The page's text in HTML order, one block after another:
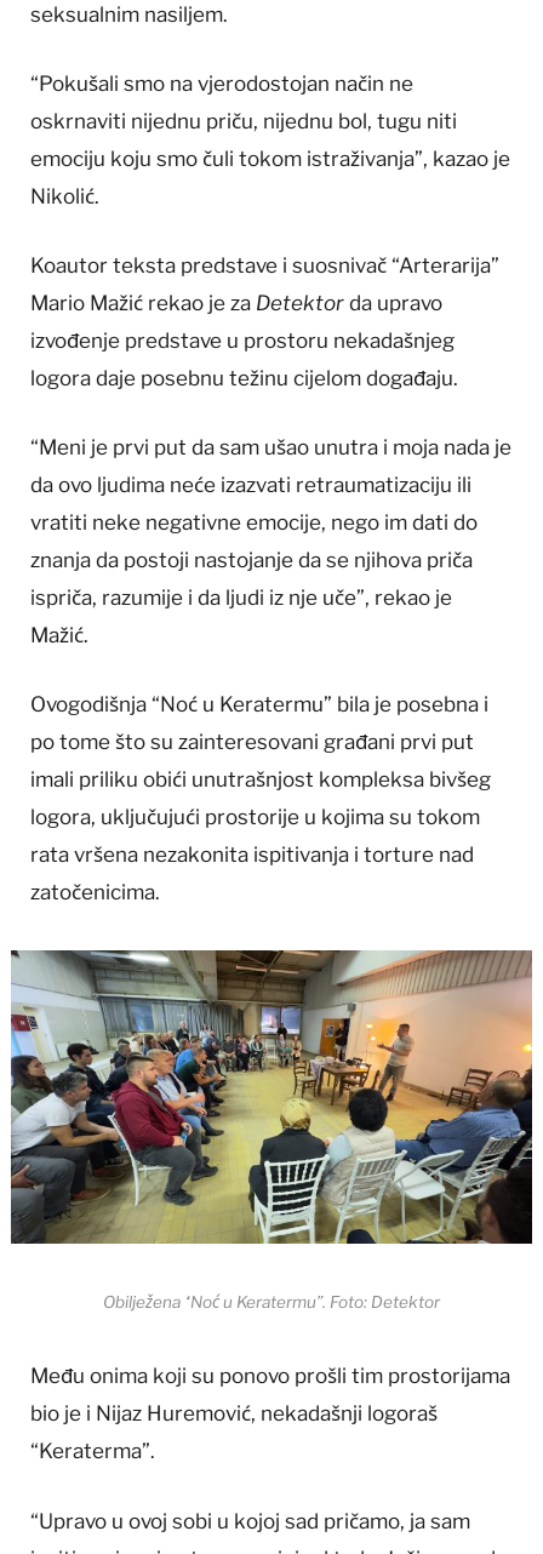
seksualnim nasiljem.
“Pokušali smo na vjerodostojan način ne
oskrnaviti nijednu priču, nijednu bol, tugu niti
emociju koju smo čuli tokom istraživanja”, kazao je
Nikolić.
Koautor teksta predstave i suosnivač “Arterarija”
Mario Mažić rekao je za Detektor da upravo
izvođenje predstave u prostoru nekadašnjeg
logora daje posebnu težinu cijelom događaju.
“Meni je prvi put da sam ušao unutra i moja nada je
da ovo ljudima neće izazvati retraumatizaciju ili
vratiti neke negativne emocije, nego im dati do
znanja da postoji nastojanje da se njihova priča
ispriča, razumije i da ljudi iz nje uče”, rekao je
Mažić.
Ovogodišnja “Noć u Keratermu” bila je posebna i
po tome što su zainteresovani građani prvi put
imali priliku obići unutrašnjost kompleksa bivšeg
logora, uključujući prostorije u kojima su tokom
rata vršena nezakonita ispitivanja i torture nad
zatočenicima.
Obilježena “Noć u Keratermu”. Foto: Detektor
Među onima koji su ponovo prošli tim prostorijama
bio je i Nijaz Huremović, nekadašnji logoraš
“Keraterma”.
“Upravo u ovoj sobi u kojoj sad pričamo, ja sam